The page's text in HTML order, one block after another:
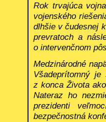
Rok trvajúca
vojenského
dlhšie v čudesnej
prevratoch a
o intervenčnom
Medzinárodné
Všadeprítomný
z konca Života
Nateraz ho
prezidenti
bezpečnostná